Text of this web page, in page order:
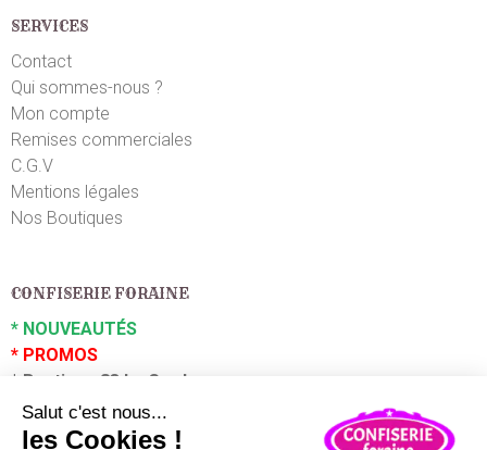
SERVICES
Contact
Qui sommes-nous ?
Mon compte
Remises commerciales
C.G.V
Mentions légales
Nos Boutiques
CONFISERIE FORAINE
* NOUVEAUTÉS
* PROMOS
* Boutique 83 La Garde
Boutique 83 Puget sur Argens
Partenaires :